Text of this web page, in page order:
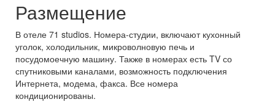
Размещение
В отеле 71 studios. Номера-студии, включают кухонный
уголок, холодильник, микроволновую печь и
посудомоечную машину. Также в номерах есть TV со
спутниковыми каналами, возможность подключения
Интернета, модема, факса. Все номера
кондиционированы.